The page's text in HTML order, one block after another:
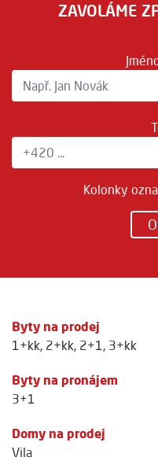
ZAVOLÁME
Kolonky
Byty na prodej
1+kk, 2+kk, 2+1, 3+kk
Byty na pronájem
3+1
Domy na prodej
Vila